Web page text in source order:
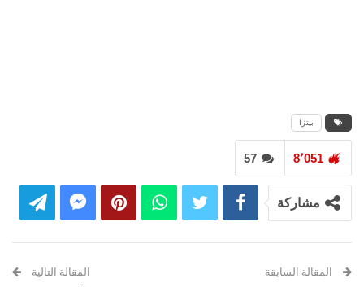
بيتزا
57 8٬051
مشاركة
المقالة السابقة المقالة التالية